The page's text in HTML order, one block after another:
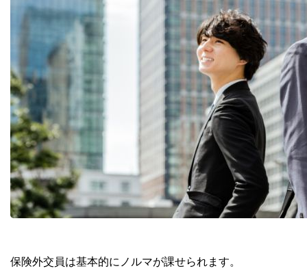
保険外交員は基本的にノルマが課せられます。